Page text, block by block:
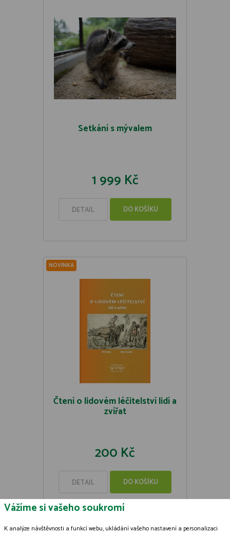
Setkání s mývalem
1 999 Kč
DETAIL DO KOŠÍKU
NOVINKA
Čtení o lidovém léčitelství lidí a
zvířat
200 Kč
DETAIL DO KOŠÍKU
Vážíme si vašeho soukromí
K analýze návštěvnosti a funkcí webu, ukládání vašeho nastavení a personalizaci